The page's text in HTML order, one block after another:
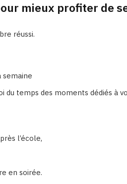
mieux profiter de
réussi.
du temps des moments dédiés à
l’école,
en soirée.